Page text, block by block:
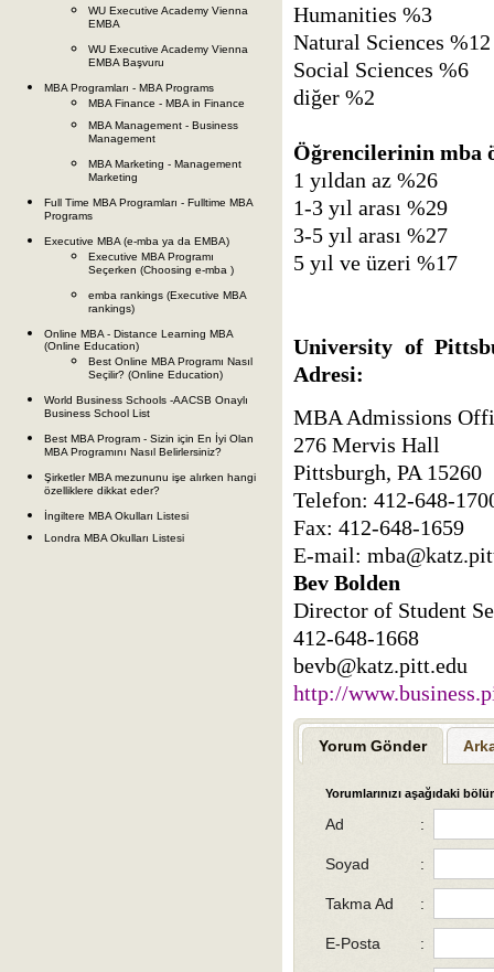
WU Executive Academy Vienna
EMBA
WU Executive Academy Vienna
EMBA Başvuru
MBA Programları - MBA Programs
MBA Finance - MBA in Finance
MBA Management - Business
Management
MBA Marketing - Management
Marketing
Full Time MBA Programları - Fulltime MBA
Programs
Executive MBA (e-mba ya da EMBA)
Executive MBA Programı
Seçerken (Choosing e-mba )
emba rankings (Executive MBA
rankings)
Online MBA - Distance Learning MBA
(Online Education)
Best Online MBA Programı Nasıl
Seçilir? (Online Education)
World Business Schools -AACSB Onaylı
Business School List
Best MBA Program - Sizin için En İyi Olan
MBA Programını Nasıl Belirlersiniz?
Şirketler MBA mezununu işe alırken hangi
özelliklere dikkat eder?
İngiltere MBA Okulları Listesi
Londra MBA Okulları Listesi
Humanities %3
Natural Sciences %12
Social Sciences %6
diğer %2
Öğrencilerinin mba
1 yıldan az %26
1-3 yıl arası %29
3-5 yıl arası %27
5 yıl ve üzeri %17
University of
Adresi:
MBA Admissions
276 Mervis Hall
Pittsburgh, PA 15260
Telefon: 412-648-
Fax: 412-648-1659
E-mail:
Bev Bolden
Director of Student
412-648-1668
bevb@katz.pitt.edu
http://
Yorum Gönder
Yorumlarınızı aşağıdaki
Ad :
Soyad :
Takma Ad :
E-Posta :